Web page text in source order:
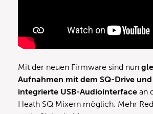
Mit der neuen Firmware sind nun
Aufnahmen mit dem SQ-Drive
integrierte USB-Audiointerface an
Heath SQ Mixern möglich. Mehr